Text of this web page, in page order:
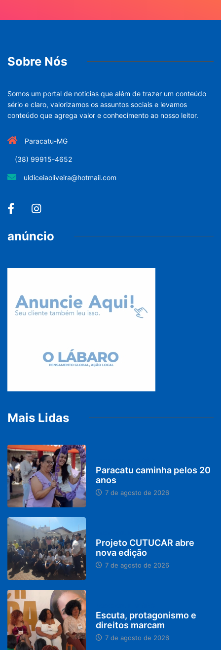
Sobre Nós
Somos um portal de noticias que além de trazer um conteúdo
sério e claro, valorizamos os assuntos sociais e levamos
conteúdo que agrega valor e conhecimento ao nosso leitor.
Paracatu-MG
(38) 99915-4652
uldiceiaoliveira@hotmail.com
anúncio
Mais Lidas
Paracatu caminha pelos 20
anos
7 de agosto de 2026
Projeto CUTUCAR abre
nova edição
7 de agosto de 2026
Escuta, protagonismo e
direitos marcam
7 de agosto de 2026